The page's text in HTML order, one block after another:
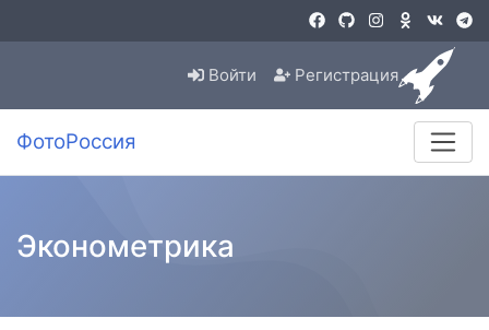
Войти Регистрация
ФотоРоссия
Эконометрика